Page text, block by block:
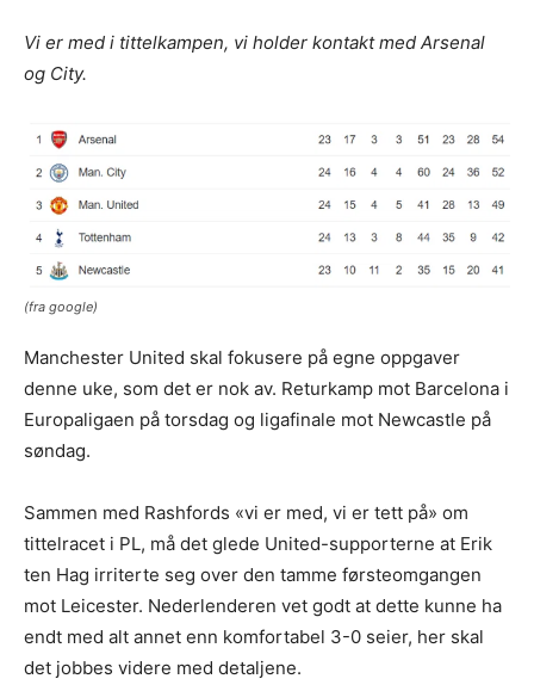
Vi er med i tittelkampen, vi holder kontakt med Arsenal
og City.
(fra google)
Manchester United skal fokusere på egne oppgaver
denne uke, som det er nok av. Returkamp mot Barcelona i
Europaligaen på torsdag og ligafinale mot Newcastle på
søndag.
Sammen med Rashfords «vi er med, vi er tett på» om
tittelracet i PL, må det glede United-supporterne at Erik
ten Hag irriterte seg over den tamme førsteomgangen
mot Leicester. Nederlenderen vet godt at dette kunne ha
endt med alt annet enn komfortabel 3-0 seier, her skal
det jobbes videre med detaljene.